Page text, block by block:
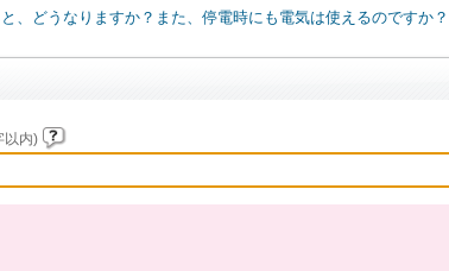
、どうなりますか？また、停電時にも電気は使えるのですか？
以内)